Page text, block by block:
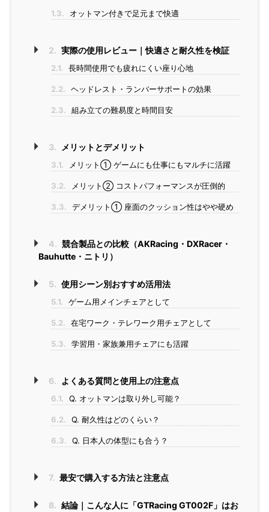
1.3. オットマン付きで足元まで快適
2. 実際の使用レビュー｜快適さと耐久性を検証
2.1. 長時間使用でも疲れにくい座り心地
2.2. ヘッドレスト・ランバーサポートの効果
2.3. 組み立ての難易度と時間目安
3. メリットとデメリット
3.1. メリット① ゲームにも仕事にもマルチに活躍
3.2. メリット② コストパフォーマンスが圧倒的
3.3. デメリット① 座面のクッション性はやや硬め
4. 競合製品との比較（AKRacing・DXRacer・
Bauhutte・ニトリ）
5. 使用シーン別おすすめ活用法
5.1. ゲーム用メインチェアとして
5.2. 在宅ワーク・テレワーク用チェアとして
5.3. 学習用・家族兼用チェアにも活躍
6. よくある質問と使用上の注意点
6.1. Q. オットマンは取り外し可能？
6.2. Q. 耐久性はどのくらい？
6.3. Q. 日本人の体型にも合う？
7. 最安で購入する方法と注意点
8. 結論｜こんな人に「GTRacing GT002F」はお